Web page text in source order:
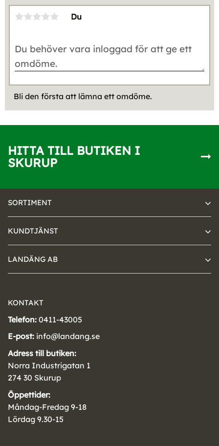
Du
Bli den första att lämna ett omdöme.
HITTA TILL BUTIKEN I
SKURUP
SORTIMENT
KUNDTJÄNST
LANDÄNG AB
KONTAKT
Telefon: 0411-43005
E-post: info@landang.se
Adress till butiken:
Norra Industrigatan 1
274 30 Skurup
Öppettider:
Måndag-Fredag 9-18
Lördag 9.30-15